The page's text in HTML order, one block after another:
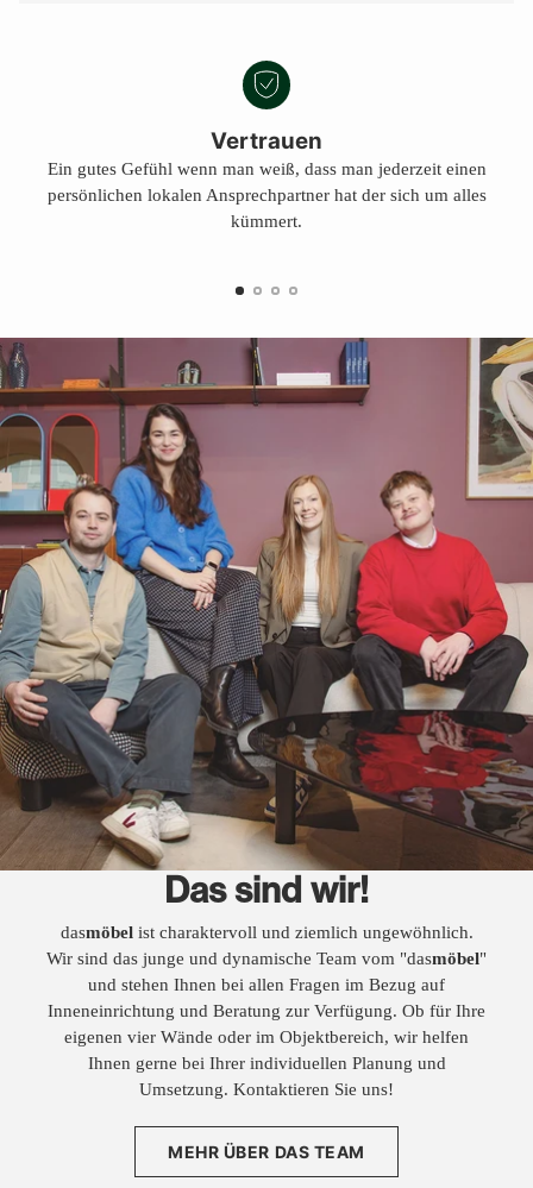
Vertrauen
Ein gutes Gefühl wenn man weiß, dass man jederzeit einen
persönlichen lokalen Ansprechpartner hat der sich um alles
kümmert.
Das sind wir!
dasmöbelist charaktervoll und ziemlich ungewöhnlich.
Wir sind das junge und dynamische Team vom "dasmöbel"
und stehen Ihnen bei allen Fragen im Bezug auf
Inneneinrichtung und Beratung zur Verfügung. Ob für Ihre
eigenen vier Wände oder im Objektbereich, wir helfen
Ihnen gerne bei Ihrer individuellen Planung und
Umsetzung. Kontaktieren Sie uns!
MEHR ÜBER DAS TEAM